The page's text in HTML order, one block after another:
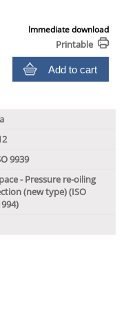
Immediate download
Printable
Add to cart
9939
- Pressure re-oiling
(new type) (ISO